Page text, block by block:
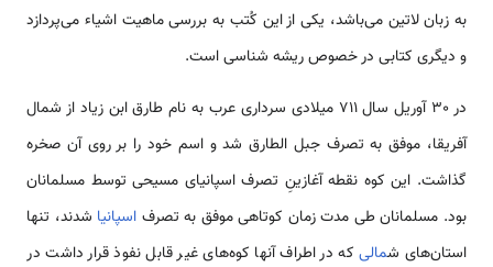
به زبان لاتین می‌باشد، یکی از این کُتب به بررسی ماهیت اشیاء می‌پردازد
و دیگری کتابی در خصوص ریشه شناسی است.
در 30 آوریل سال 711 میلادی سرداری عرب به نام طارق ابن زیاد از شمال
آفریقا، موفق به تصرف جبل الطارق شد و اسم خود را بر روی آن صخره
گذاشت. این کوه نقطه آغازینِ تصرف اسپانیای مسیحی توسط مسلمانان
بود. مسلمانان طی مدت زمان کوتاهی موفق به تصرف اسپانیا شدند، تنها
استان‌های شمالی که در اطراف آنها کوه‌های غیر قابل نفوذ قرار داشت در